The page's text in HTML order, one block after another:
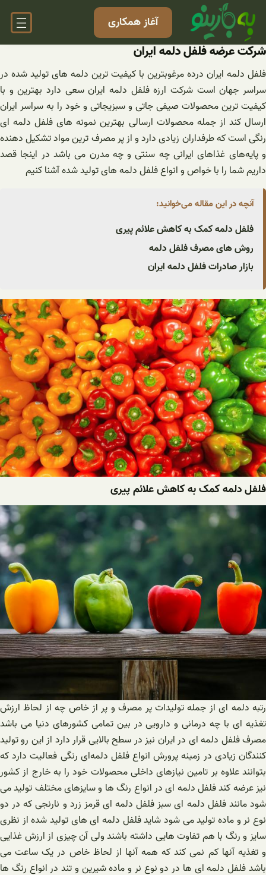
محتوا
آغاز همکاری
شرکت عرضه فلفل دلمه ایران
فلفل دلمه ایران درده مرغوبترین با کیفیت ترین دلمه های تولید شده در
سراسر جهان است شرکت ارزه فلفل دلمه ایران سعی دارد بهترین و با
کیفیت ترین محصولات صیفی جاتی و سبزیجاتی و خود را به سراسر ایران
ارسال کند از جمله محصولات ارسالی بهترین نمونه های فلفل دلمه ای
رنگی است که طرفداران زیادی دارد و از پر مصرف ترین مواد تشکیل دهنده
و پایه‌های غذاهای ایرانی چه سنتی و چه مدرن می باشد در اینجا قصد
داریم شما را با خواص و انواع فلفل دلمه های تولید شده آشنا کنیم
آنچه در این مقاله می‌خوانید:
فلفل دلمه کمک به کاهش علائم پیری
روش های مصرف فلفل دلمه
بازار صادرات فلفل دلمه ایران
فلفل دلمه کمک به کاهش علائم پیری
رتبه دلمه ای از جمله تولیدات پر مصرف و پر از خاص چه از لحاظ ارزش
تغذیه ای با چه درمانی و دارویی در بین تمامی کشورهای دنیا می باشد
مصرف فلفل دلمه ای در ایران نیز در سطح بالایی قرار دارد از این رو تولید
کنندگان زیادی در زمینه پرورش انواع فلفل دلمه‌ای رنگی فعالیت دارد که
بتوانند علاوه بر تامین نیازهای داخلی محصولات خود را به خارج از کشور
نیز عرضه کند فلفل دلمه ای در انواع رنگ ها و سایزهای مختلف تولید می
شود مانند فلفل دلمه ای سبز فلفل دلمه ای قرمز زرد و نارنجی که در دو
نوع نر و ماده تولید می شود شاید فلفل دلمه ای های تولید شده از نظری
سایز و رنگ با هم تفاوت هایی داشته باشند ولی آن چیزی از ارزش غذایی
و تغذیه آنها کم نمی کند که همه آنها از لحاظ خاص در یک ساعت می
باشد فلفل دلمه ای ها در دو نوع نر و ماده شیرین و تند در انواع رنگ ها